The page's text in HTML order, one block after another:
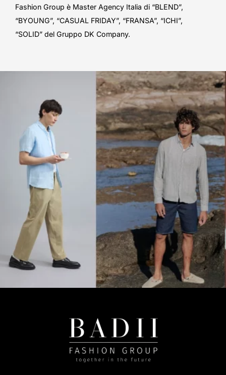
Fashion Group è Master Agency Italia di “BLEND”,
“BYOUNG”, “CASUAL FRIDAY”, “FRANSA”, “ICHI”,
“SOLID” del Gruppo DK Company.